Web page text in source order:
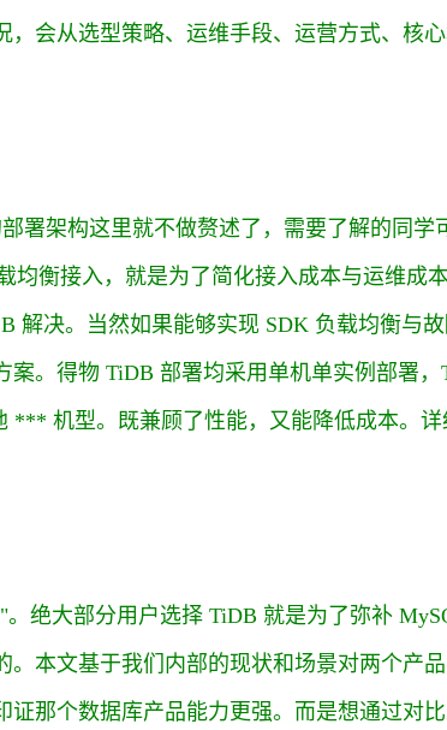
会从选型策略、运维手段、运营方式、核
署架构这里就不做赘述了，需要了解的同学
衡接入，就是为了简化接入成本与运维成
解决。当然如果能够实现 SDK 负载均衡与故
。得物 TiDB 部署均采用单机单实例部署，
*** 机型。既兼顾了性能，又能降低成本。
绝大部分用户选择 TiDB 就是为了弥补
本文基于我们内部的现状和场景对两个产
那个数据库产品能力更强。而是想通过对